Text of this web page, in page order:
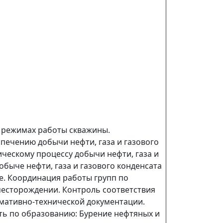
работы скважины.
добычи нефти, газа и газового
процессу добычи нефти, газа и
нефти, газа и газового конденсата
Координация работы групп по
Контроль соответствия
технической документации.
по образованию: Бурение нефтяных и